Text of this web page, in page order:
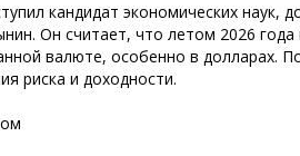
кандидат экономических наук,
Он считает, что летом 2026
валюте, особенно в долларах.
риска и доходности.